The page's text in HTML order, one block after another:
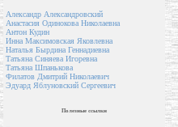
Александр Александровский
Анастасия Одинокова Николаевна
Антон Кудин
Инна Максимовская Яковлевна
Наталья Бырдина Геннадиевна
Татьяна Синяева Игоревна
Татьяна Шпанькова
Филатов Дмитрий Николаевич
Эдуард Яблуновский Сергеевич
Полезные ссылки